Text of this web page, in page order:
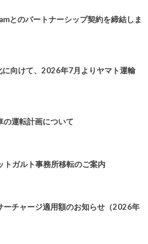
とのパートナーシップ契約を締結しま
に向けて、2026年7月よりヤマト運輸
の運転計画について
トガルト事務所移転のご案内
ーチャージ適用額のお知らせ（2026年